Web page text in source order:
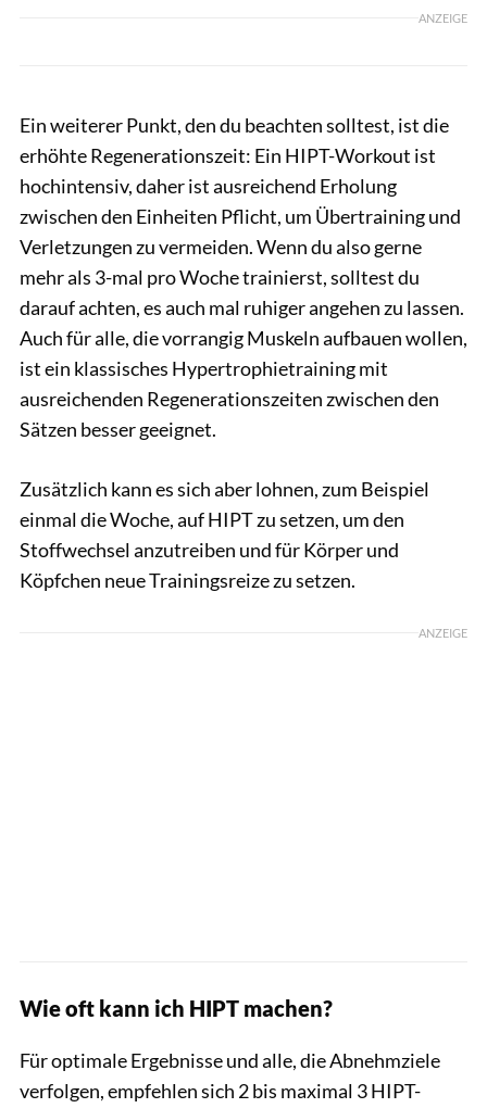
ANZEIGE
Ein weiterer Punkt, den du beachten solltest, ist die
erhöhte Regenerationszeit: Ein HIPT-Workout ist
hochintensiv, daher ist ausreichend Erholung
zwischen den Einheiten Pflicht, um Übertraining und
Verletzungen zu vermeiden. Wenn du also gerne
mehr als 3-mal pro Woche trainierst, solltest du
darauf achten, es auch mal ruhiger angehen zu lassen.
Auch für alle, die vorrangig Muskeln aufbauen wollen,
ist ein klassisches Hypertrophietraining mit
ausreichenden Regenerationszeiten zwischen den
Sätzen besser geeignet.
Zusätzlich kann es sich aber lohnen, zum Beispiel
einmal die Woche, auf HIPT zu setzen, um den
Stoffwechsel anzutreiben und für Körper und
Köpfchen neue Trainingsreize zu setzen.
ANZEIGE
Wie oft kann ich HIPT machen?
Für optimale Ergebnisse und alle, die Abnehmziele
verfolgen, empfehlen sich 2 bis maximal 3 HIPT-